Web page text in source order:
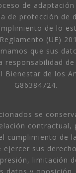
de
de protección de
de lo
(UE)
que sus
responsabilidad de
Bienestar de los
G86384724.
se
contractual,
cumplimiento de
ejercer sus
limitación